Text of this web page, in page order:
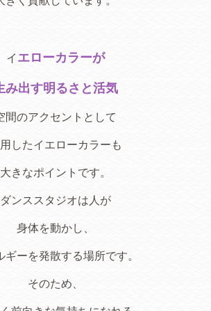
イエローカラーが
み出す明るさと活気
間のアクセントとして
したイエローカラーも
大きなポイントです。
ダンススタジオは人が
身体を動かし、
ギーを発散する場所です。
そのため、